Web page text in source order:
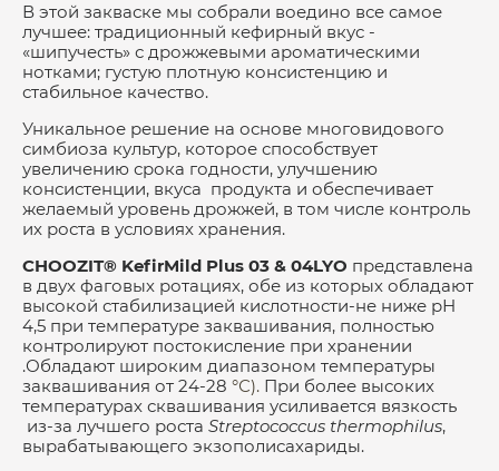
В этой закваске мы собрали воедино все самое
лучшее: традиционный кефирный вкус -
«шипучесть» с дрожжевыми ароматическими
нотками; густую плотную консистенцию и
стабильное качество.
Уникальное решение на основе многовидового
симбиоза культур, которое способствует
увеличению срока годности, улучшению
консистенции, вкуса продукта и обеспечивает
желаемый уровень дрожжей, в том числе контроль
их роста в условиях хранения.
CHOOZIT® KefirMild Plus 03 & 04LYO представлена
в двух фаговых ротациях, обе из которых обладают
высокой стабилизацией кислотности-не ниже рН
4,5 при температуре заквашивания, полностью
контролируют постокисление при хранении
.Обладают широким диапазоном температуры
заквашивания от 24-28 °С). При более высоких
температурах сквашивания усиливается вязкость
из-за лучшего роста Streptococcus thermophilus,
вырабатывающего экзополисахариды.